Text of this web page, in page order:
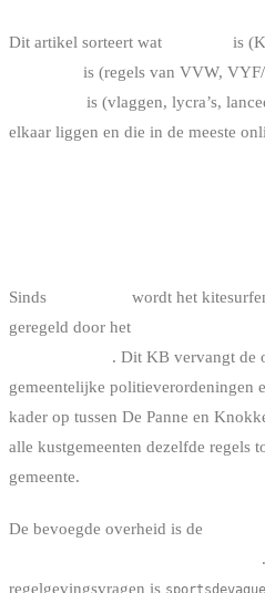
Dit artikel sorteert wat
is
is (regels van VVW,
is (vlaggen, lycra’s,
elkaar liggen en die in de meeste
Sinds
wordt het
geregeld door het
. Dit KB vervangt de
gemeentelijke politieverordeningen
kader op tussen De Panne en
alle kustgemeenten dezelfde regels
gemeente.
De bevoegde overheid is de
regelgevingsvragen is